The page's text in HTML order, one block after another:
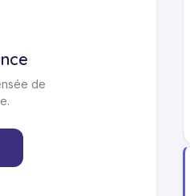
de